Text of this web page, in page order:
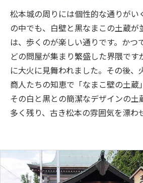
松本城の周りには個性的な通りがい
の中でも、白壁と黒なまこの土蔵が
は、歩くのが楽しい通りです。かつ
どの問屋が集まり繁盛した界隈で
に大火に見舞われました。その後、
商人たちの知恵で「なまこ壁の土蔵
その白と黒との簡潔なデザインの土
多く残り、古き松本の雰囲気を漂わ